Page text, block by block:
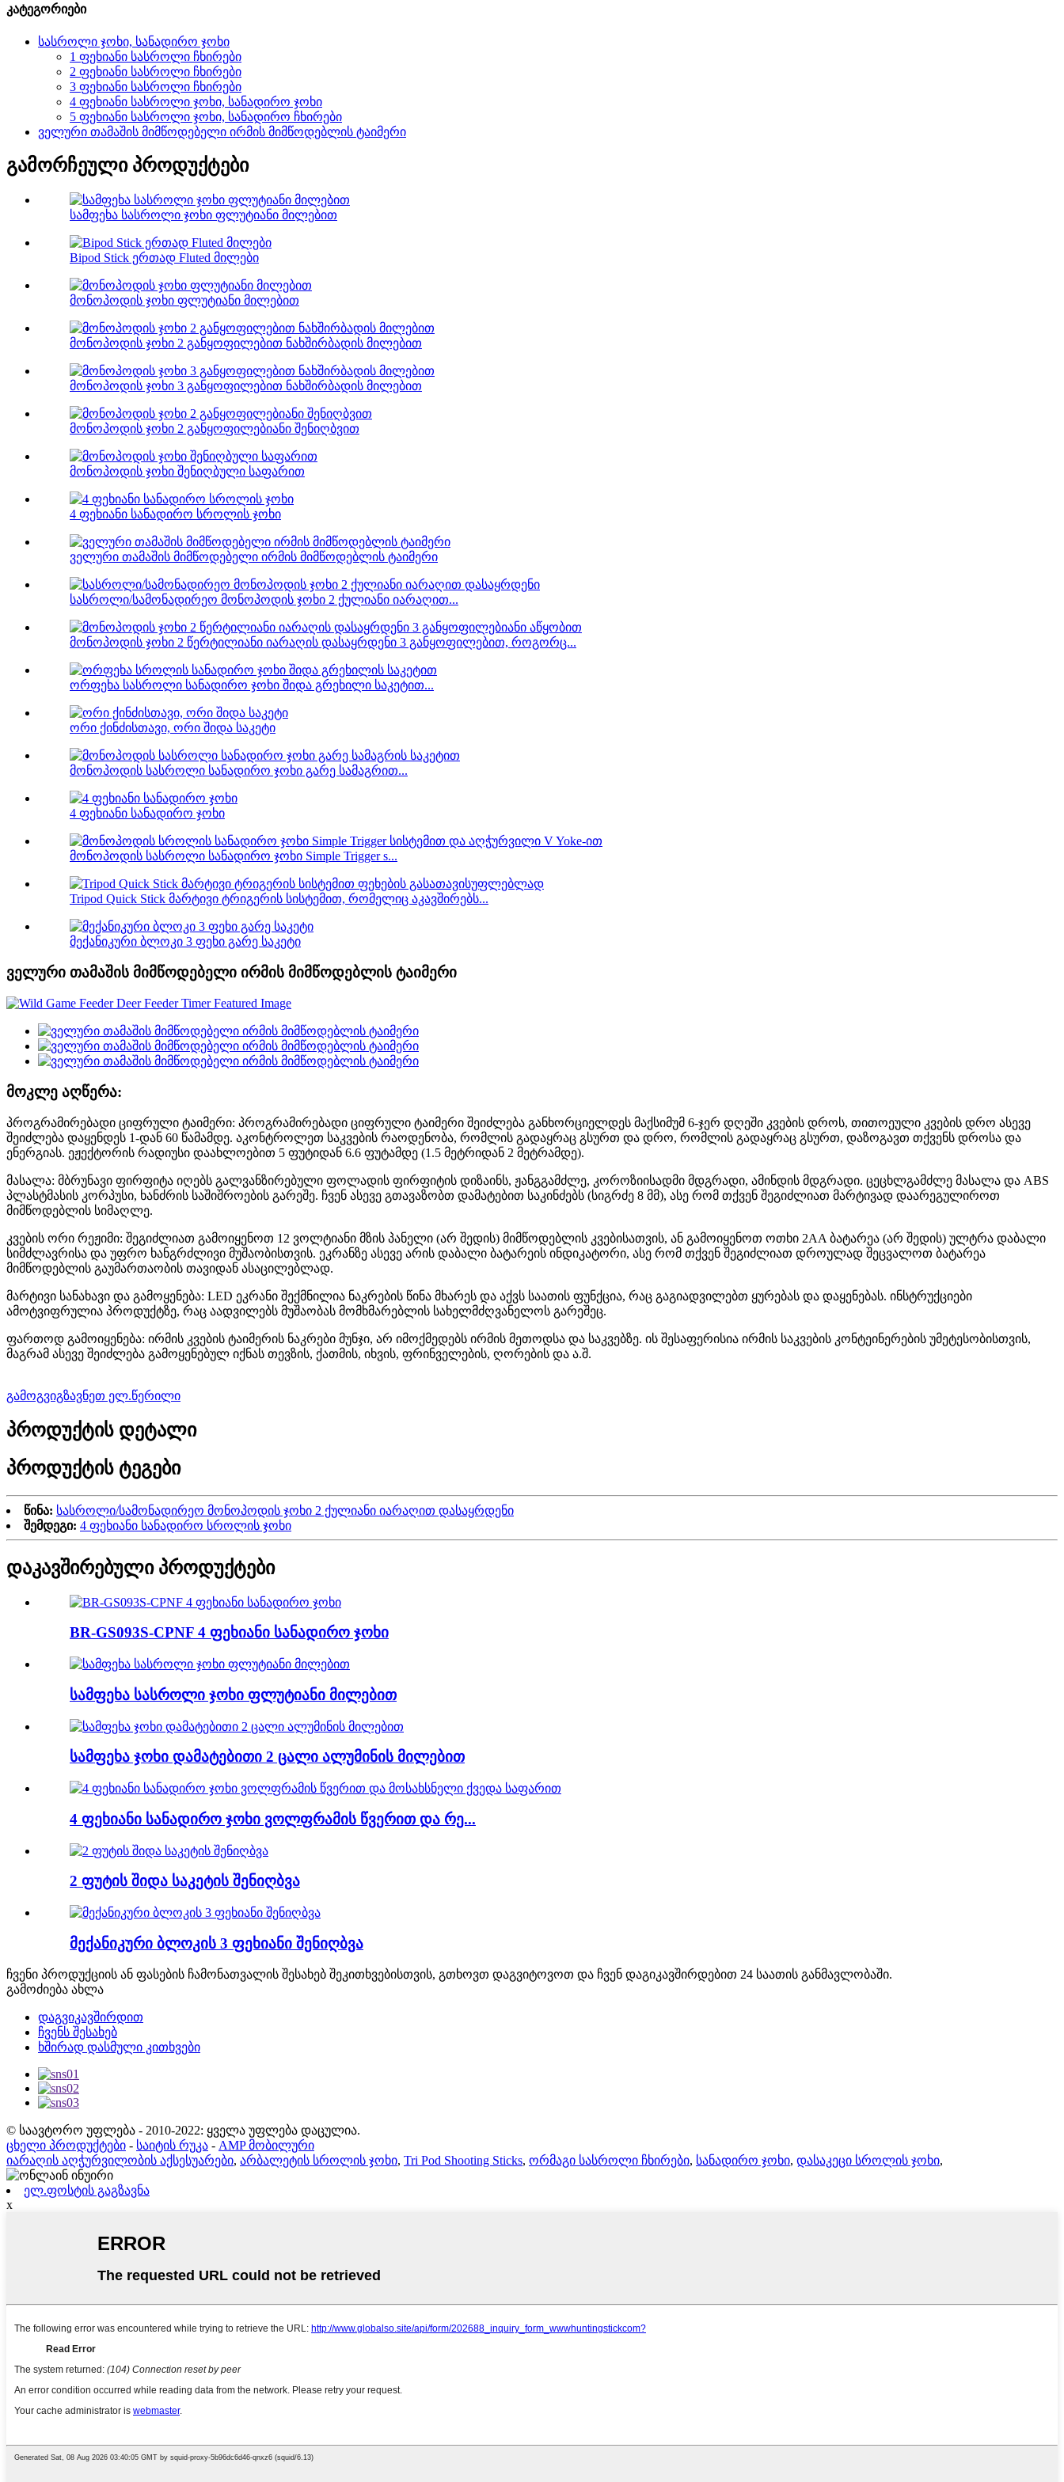
კატეგორიები
სასროლი ჯოხი, სანადირო ჯოხი
1 ფეხიანი სასროლი ჩხირები
2 ფეხიანი სასროლი ჩხირები
3 ფეხიანი სასროლი ჩხირები
4 ფეხიანი სასროლი ჯოხი, სანადირო ჯოხი
5 ფეხიანი სასროლი ჯოხი, სანადირო ჩხირები
ველური თამაშის მიმწოდებელი ირმის მიმწოდებლის ტაიმერი
გამორჩეული პროდუქტები
სამფეხა სასროლი ჯოხი ფლუტიანი მილებით
Bipod Stick ერთად Fluted მილები
მონოპოდის ჯოხი ფლუტიანი მილებით
მონოპოდის ჯოხი 2 განყოფილებით ნახშირბადის მილებით
მონოპოდის ჯოხი 3 განყოფილებით ნახშირბადის მილებით
მონოპოდის ჯოხი 2 განყოფილებიანი შენიღბვით
მონოპოდის ჯოხი შენიღბული საფარით
4 ფეხიანი სანადირო სროლის ჯოხი
ველური თამაშის მიმწოდებელი ირმის მიმწოდებლის ტაიმერი
სასროლი/სამონადირეო მონოპოდის ჯოხი 2 ქულიანი იარაღით...
მონოპოდის ჯოხი 2 წერტილიანი იარაღის დასაყრდენი 3 განყოფილებით, როგორც...
ორფეხა სასროლი სანადირო ჯოხი შიდა გრეხილი საკეტით...
ორი ქინძისთავი, ორი შიდა საკეტი
მონოპოდის სასროლი სანადირო ჯოხი გარე სამაგრით...
4 ფეხიანი სანადირო ჯოხი
მონოპოდის სასროლი სანადირო ჯოხი Simple Trigger s...
Tripod Quick Stick მარტივი ტრიგერის სისტემით, რომელიც აკავშირებს...
მექანიკური ბლოკი 3 ფეხი გარე საკეტი
ველური თამაშის მიმწოდებელი ირმის მიმწოდებლის ტაიმერი
მოკლე აღწერა:
პროგრამირებადი ციფრული ტაიმერი: პროგრამირებადი ციფრული ტაიმერი შეიძლება განხორციელდეს მაქსიმუმ 6-ჯერ დღეში კვების დროს, თითოეული კვების დრო ასევე
შეიძლება დაყენდეს 1-დან 60 წამამდე. აკონტროლეთ საკვების რაოდენობა, რომლის გადაყრაც გსურთ და დრო, რომლის გადაყრაც გსურთ, დაზოგავთ თქვენს დროსა და
ენერგიას. ეჟექტორის რადიუსი დაახლოებით 5 ფუტიდან 6.6 ფუტამდე (1.5 მეტრიდან 2 მეტრამდე).
მასალა: მბრუნავი ფირფიტა იღებს გალვანზირებული ფოლადის ფირფიტის დიზაინს, ჟანგგამძლე, კოროზიისადმი მდგრადი, ამინდის მდგრადი. ცეცხლგამძლე მასალა და ABS
პლასტმასის კორპუსი, ხანძრის საშიშროების გარეშე. ჩვენ ასევე გთავაზობთ დამატებით საკინძებს (სიგრძე 8 მმ), ასე რომ თქვენ შეგიძლიათ მარტივად დაარეგულიროთ
მიმწოდებლის სიმაღლე.
კვების ორი რეჟიმი: შეგიძლიათ გამოიყენოთ 12 ვოლტიანი მზის პანელი (არ შედის) მიმწოდებლის კვებისათვის, ან გამოიყენოთ ოთხი 2AA ბატარეა (არ შედის) ულტრა დაბალი
სიმძლავრისა და უფრო ხანგრძლივი მუშაობისთვის. ეკრანზე ასევე არის დაბალი ბატარეის ინდიკატორი, ასე რომ თქვენ შეგიძლიათ დროულად შეცვალოთ ბატარეა
მიმწოდებლის გაუმართაობის თავიდან ასაცილებლად.
მარტივი სანახავი და გამოყენება: LED ეკრანი შექმნილია ნაკრების წინა მხარეს და აქვს საათის ფუნქცია, რაც გაგიადვილებთ ყურებას და დაყენებას. ინსტრუქციები
ამოტვიფრულია პროდუქტზე, რაც აადვილებს მუშაობას მომხმარებლის სახელმძღვანელოს გარეშეც.
ფართოდ გამოიყენება: ირმის კვების ტაიმერის ნაკრები მუნჯი, არ იმოქმედებს ირმის მეთოდსა და საკვებზე. ის შესაფერისია ირმის საკვების კონტეინერების უმეტესობისთვის,
მაგრამ ასევე შეიძლება გამოყენებულ იქნას თევზის, ქათმის, იხვის, ფრინველების, ღორების და ა.შ.
გამოგვიგზავნეთ ელ.წერილი
პროდუქტის დეტალი
პროდუქტის ტეგები
წინა: სასროლი/სამონადირეო მონოპოდის ჯოხი 2 ქულიანი იარაღით დასაყრდენი
შემდეგი: 4 ფეხიანი სანადირო სროლის ჯოხი
დაკავშირებული პროდუქტები
BR-GS093S-CPNF 4 ფეხიანი სანადირო ჯოხი
სამფეხა სასროლი ჯოხი ფლუტიანი მილებით
სამფეხა ჯოხი დამატებითი 2 ცალი ალუმინის მილებით
4 ფეხიანი სანადირო ჯოხი ვოლფრამის წვერით და რე...
2 ფუტის შიდა საკეტის შენიღბვა
მექანიკური ბლოკის 3 ფეხიანი შენიღბვა
ჩვენი პროდუქციის ან ფასების ჩამონათვალის შესახებ შეკითხვებისთვის, გთხოვთ დაგვიტოვოთ და ჩვენ დაგიკავშირდებით 24 საათის განმავლობაში.
გამოძიება ახლა
დაგვიკავშირდით
ჩვენს შესახებ
ხშირად დასმული კითხვები
© საავტორო უფლება - 2010-2022: ყველა უფლება დაცულია.
ცხელი პროდუქტები - საიტის რუკა - AMP მობილური
იარაღის აღჭურვილობის აქსესუარები, არბალეტის სროლის ჯოხი, Tri Pod Shooting Sticks, ორმაგი სასროლი ჩხირები, სანადირო ჯოხი, დასაკეცი სროლის ჯოხი,
ელ.ფოსტის გაგზავნა
x